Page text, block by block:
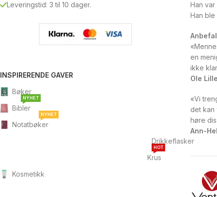
Leveringstid: 3 til 10 dager.
INSPIRERENDE GAVER
Bøker
Bibler
NYHET
Notatbøker
NYHET
Drikkeflasker
Krus
HOT
Kosmetikk
Han var
Han
en
ikke
Ole
«Vi
det kan
høre
Ann-